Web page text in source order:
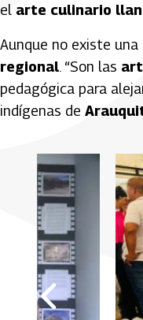
el arte culinario
Aunque no existe
regional. “Son las
pedagógica para
indígenas de